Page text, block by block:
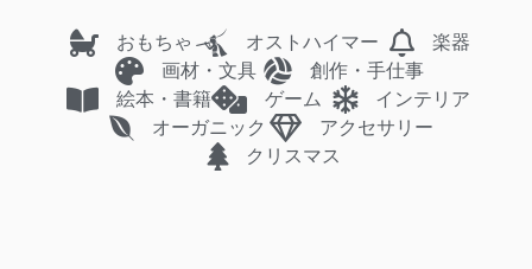
おもちゃ オストハイマー
楽器
画材・文具
創作・手仕事
絵本・書籍
ゲーム
インテリア
オーガニック
アクセサリー
クリスマス